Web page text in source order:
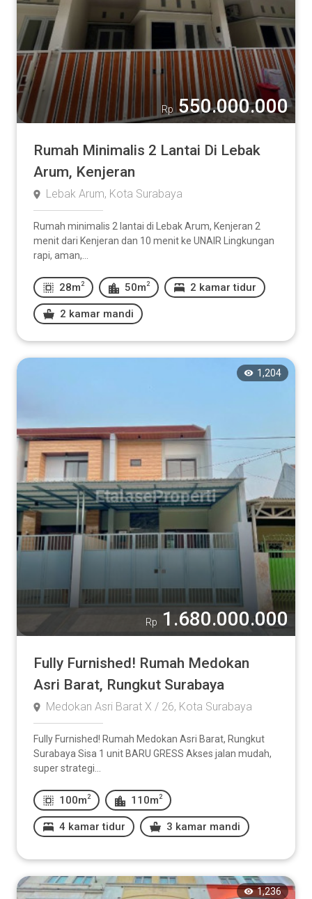
Rp 550.000.000
Rumah Minimalis 2 Lantai Di Lebak
Arum, Kenjeran
Lebak Arum, Kota Surabaya
Rumah minimalis 2 lantai di Lebak Arum, Kenjeran 2
menit dari Kenjeran dan 10 menit ke UNAIR Lingkungan
rapi, aman,...
28m 2 50m 2 2 kamar tidur
2 kamar mandi
1,204
Rp 1.680.000.000
Fully Furnished! Rumah Medokan
Asri Barat, Rungkut Surabaya
Medokan Asri Barat X / 26, Kota Surabaya
Fully Furnished! Rumah Medokan Asri Barat, Rungkut
Surabaya Sisa 1 unit BARU GRESS Akses jalan mudah,
super strategi...
100m 2 110m 2
4 kamar tidur 3 kamar mandi
1,236